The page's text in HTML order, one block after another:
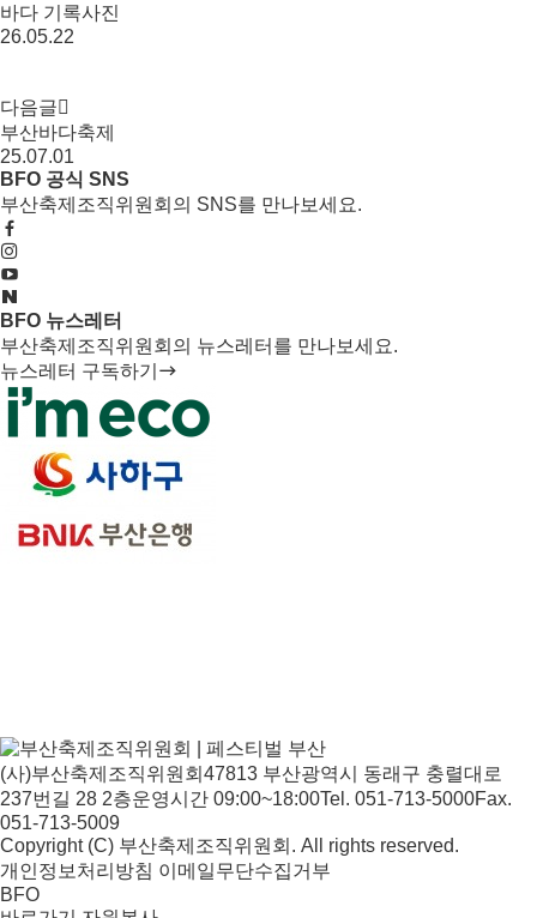
바다 기록사진
26.05.22
다음글
부산바다축제
25.07.01
BFO 공식 SNS
부산축제조직위원회의 SNS를 만나보세요.
BFO 뉴스레터
부산축제조직위원회의 뉴스레터를 만나보세요.
뉴스레터 구독하기
(사)부산축제조직위원회 47813 부산광역시 동래구 충렬대로
237번길 28 2층운영시간 09:00~18:00Tel. 051-713-5000Fax.
051-713-5009
Copyright (C) 부산축제조직위원회. All rights reserved.
개인정보처리방침 이메일무단수집거부
BFO